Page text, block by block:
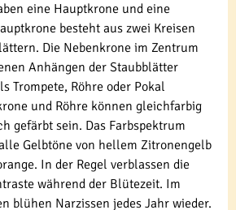
eine Hauptkrone und eine
besteht aus zwei Kreisen
Die Nebenkrone im Zentrum
Anhängen der Staubblätter
Trompete, Röhre oder Pokal
und Röhre können gleichfarbig
gefärbt sein. Das Farbspektrum
Gelbtöne von hellem Zitronengelb
In der Regel verblassen die
während der Blütezeit. Im
blühen Narzissen jedes Jahr wieder.